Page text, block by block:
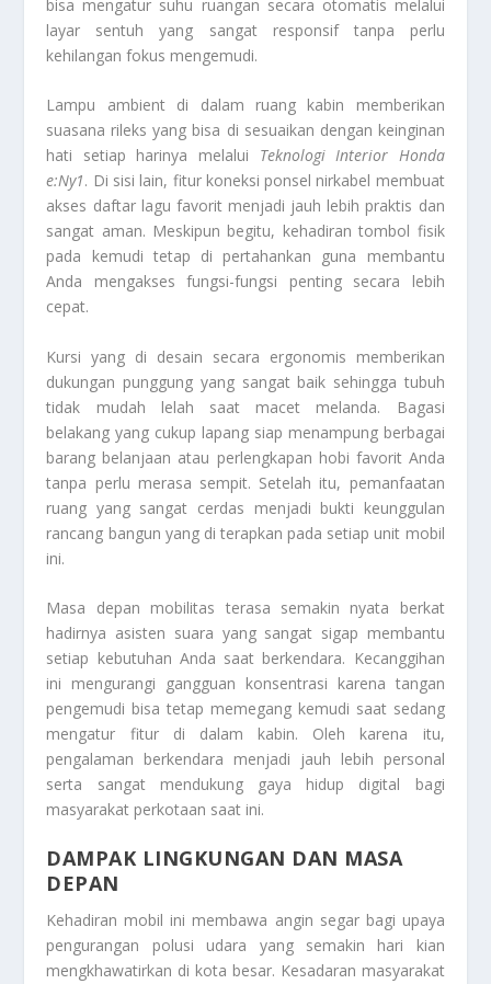
bisa mengatur suhu ruangan secara otomatis melalui
layar sentuh yang sangat responsif tanpa perlu
kehilangan fokus mengemudi.
Lampu ambient di dalam ruang kabin memberikan
suasana rileks yang bisa di sesuaikan dengan keinginan
hati setiap harinya melalui Teknologi Interior Honda
e:Ny1. Di sisi lain, fitur koneksi ponsel nirkabel membuat
akses daftar lagu favorit menjadi jauh lebih praktis dan
sangat aman. Meskipun begitu, kehadiran tombol fisik
pada kemudi tetap di pertahankan guna membantu
Anda mengakses fungsi-fungsi penting secara lebih
cepat.
Kursi yang di desain secara ergonomis memberikan
dukungan punggung yang sangat baik sehingga tubuh
tidak mudah lelah saat macet melanda. Bagasi
belakang yang cukup lapang siap menampung berbagai
barang belanjaan atau perlengkapan hobi favorit Anda
tanpa perlu merasa sempit. Setelah itu, pemanfaatan
ruang yang sangat cerdas menjadi bukti keunggulan
rancang bangun yang di terapkan pada setiap unit mobil
ini.
Masa depan mobilitas terasa semakin nyata berkat
hadirnya asisten suara yang sangat sigap membantu
setiap kebutuhan Anda saat berkendara. Kecanggihan
ini mengurangi gangguan konsentrasi karena tangan
pengemudi bisa tetap memegang kemudi saat sedang
mengatur fitur di dalam kabin. Oleh karena itu,
pengalaman berkendara menjadi jauh lebih personal
serta sangat mendukung gaya hidup digital bagi
masyarakat perkotaan saat ini.
DAMPAK LINGKUNGAN DAN MASA
DEPAN
Kehadiran mobil ini membawa angin segar bagi upaya
pengurangan polusi udara yang semakin hari kian
mengkhawatirkan di kota besar. Kesadaran masyarakat